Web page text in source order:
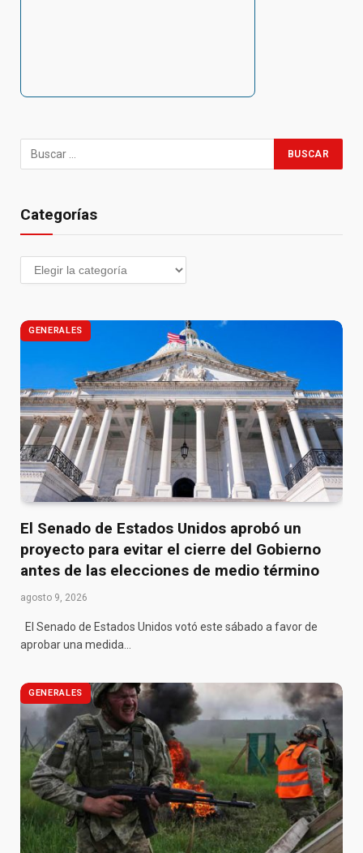
Categorías
GENERALES
El Senado de Estados Unidos aprobó un
proyecto para evitar el cierre del Gobierno
antes de las elecciones de medio término
agosto 9, 2026
El Senado de Estados Unidos votó este sábado a favor de
aprobar una medida…
GENERALES